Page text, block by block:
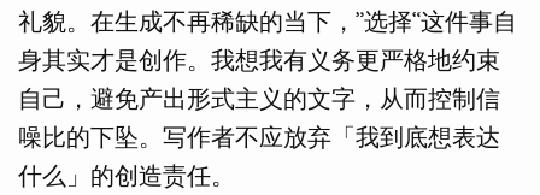
礼貌。在生成不再稀缺的当下，”选择“这件事自
身其实才是创作。我想我有义务更严格地约束
自己，避免产出形式主义的文字，从而控制信
噪比的下坠。写作者不应放弃「我到底想表达
什么」的创造责任。